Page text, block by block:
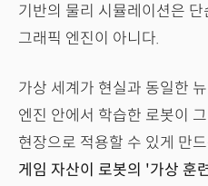
기반의 물리 시뮬레이션은
그래픽 엔진이 아니다.
가상 세계가 현실과 동일한
엔진 안에서 학습한 로봇이
현장으로 적용할 수 있게 만
게임 자산이 로봇의 '가상 훈